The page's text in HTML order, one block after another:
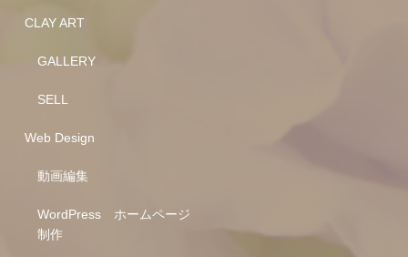
CLAY ART
GALLERY
SELL
Web Design
動画編集
WordPress ホームページ
制作